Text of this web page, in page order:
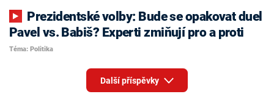
Pavel vs. Babiš? Experti zmiňují pro a proti
Téma: Politika
Další příspěvky